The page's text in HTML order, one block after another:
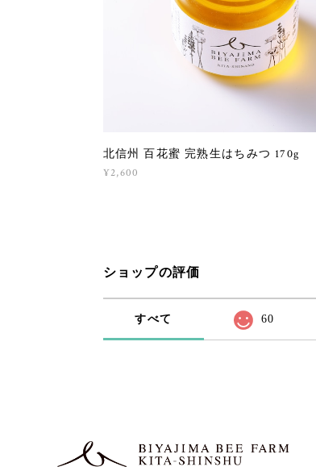
北信州 百花蜜 完熟生はちみつ 170g
¥2,600
ショップの評価
すべて 60